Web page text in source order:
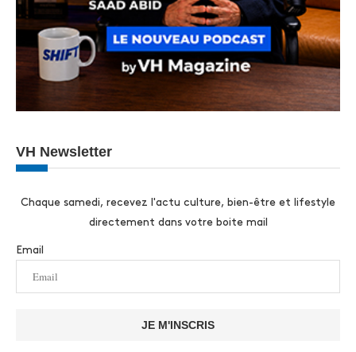
VH Newsletter
Chaque samedi, recevez l'actu culture, bien-être et lifestyle
directement dans votre boite mail
Email
JE M'INSCRIS